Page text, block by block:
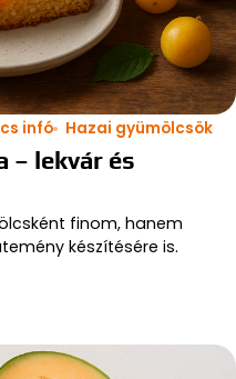
infó Hazai gyümölcsök
– lekvár és
finom, hanem
készítésére is.